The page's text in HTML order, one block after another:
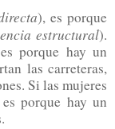
), es porque
estructural).
porque hay un
las carreteras,
Si las mujeres
porque hay un